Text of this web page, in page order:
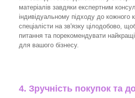
матеріалів завдяки експертним
індивідуальному підходу до кожного
спеціалісти на зв'язку цілодобово,
питання та порекомендувати
для вашого бізнесу.
4. Зручність покупок та